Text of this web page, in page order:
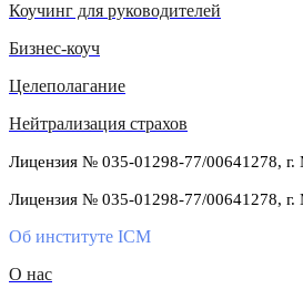
Коучинг для руководителей
Бизнес-коуч
Целеполагание
Нейтрализация страхов
Лицензия № 035-01298-77/00641278, г.
Лицензия № 035-01298-77/00641278, г.
Об институте ICM
О нас